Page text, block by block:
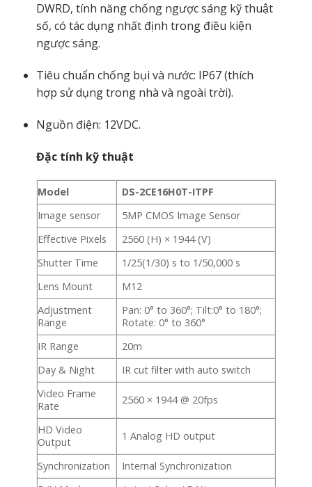
DWRD, tính năng chống ngược sáng kỹ thuật
số, có tác dụng nhất định trong điều kiện
ngược sáng.
Tiêu chuẩn chống bụi và nước: IP67 (thích
hợp sử dụng trong nhà và ngoài trời).
Nguồn điện: 12VDC.
Đặc tính kỹ thuật
Model
DS-2CE16H0T-ITPF
Image sensor
5MP CMOS Image Sensor
Effective Pixels
2560 (H) × 1944 (V)
Shutter Time
1/25(1/30) s to 1/50,000 s
Lens Mount
M12
Adjustment
Range
Pan: 0° to 360°; Tilt:0° to 180°;
Rotate: 0° to 360°
IR Range
20m
Day & Night
IR cut filter with auto switch
Video Frame
Rate
2560 × 1944 @ 20fps
HD Video
Output
1 Analog HD output
Synchronization
Internal Synchronization